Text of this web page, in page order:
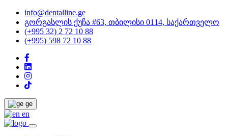
info@dentalline.ge
გორგასლის ქუჩა #63, თბილისი 0114, საქართველო
(+995 32) 2 72 10 88
(+995) 598 72 10 88
ge
en